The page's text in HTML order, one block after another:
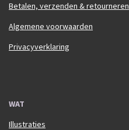
Betalen, verzenden & retourneren
Algemene voorwaarden
Privacyverklaring
WAT
Illustraties